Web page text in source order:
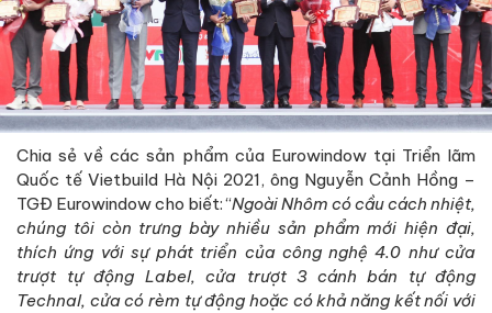
Chia sẻ về các sản phẩm của Eurowindow tại Triển lãm
Quốc tế Vietbuild Hà Nội 2021, ông Nguyễn Cảnh Hồng –
TGĐ Eurowindow cho biết: “Ngoài Nhôm có cầu cách nhiệt,
chúng tôi còn trưng bày nhiều sản phẩm mới hiện đại,
thích ứng với sự phát triển của công nghệ 4.0 như cửa
trượt tự động Label, cửa trượt 3 cánh bán tự động
Technal, cửa có rèm tự động hoặc có khả năng kết nối với